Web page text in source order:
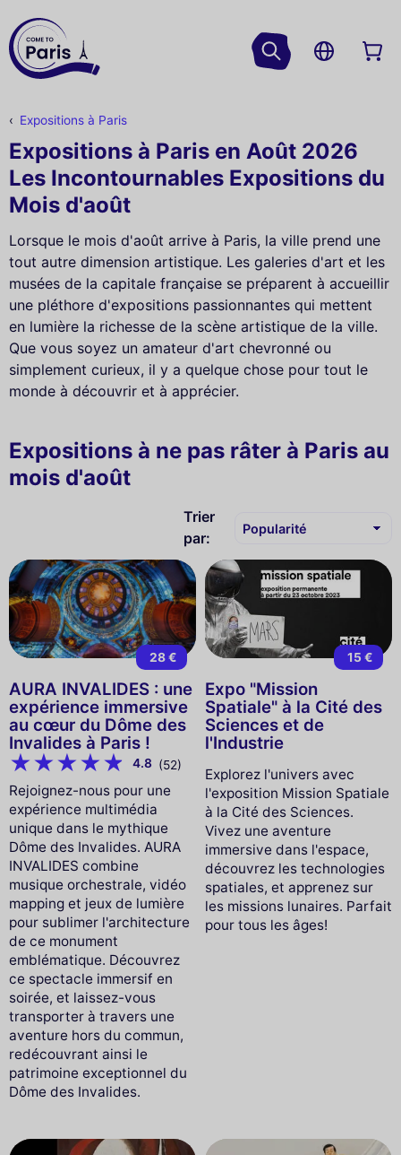
Expositions à Paris
Expositions à Paris en Août 2026
Les Incontournables Expositions du
Mois d'août
Lorsque le mois d'août arrive à Paris, la ville prend une
tout autre dimension artistique. Les galeries d'art et les
musées de la capitale française se préparent à accueillir
une pléthore d'expositions passionnantes qui mettent
en lumière la richesse de la scène artistique de la ville.
Que vous soyez un amateur d'art chevronné ou
simplement curieux, il y a quelque chose pour tout le
monde à découvrir et à apprécier.
Expositions à ne pas râter à Paris au
mois d'août
Trier
par:
28 €
AURA INVALIDES : une
expérience immersive
au cœur du Dôme des
Invalides à Paris !
4.8 (52)
Rejoignez-nous pour une
expérience multimédia
unique dans le mythique
Dôme des Invalides. AURA
INVALIDES combine
musique orchestrale, vidéo
mapping et jeux de lumière
pour sublimer l'architecture
de ce monument
emblématique. Découvrez
ce spectacle immersif en
soirée, et laissez-vous
transporter à travers une
aventure hors du commun,
redécouvrant ainsi le
patrimoine exceptionnel du
Dôme des Invalides.
15 €
Expo "Mission
Spatiale" à la Cité des
Sciences et de
l'Industrie
Explorez l'univers avec
l'exposition Mission Spatiale
à la Cité des Sciences.
Vivez une aventure
immersive dans l'espace,
découvrez les technologies
spatiales, et apprenez sur
les missions lunaires. Parfait
pour tous les âges!